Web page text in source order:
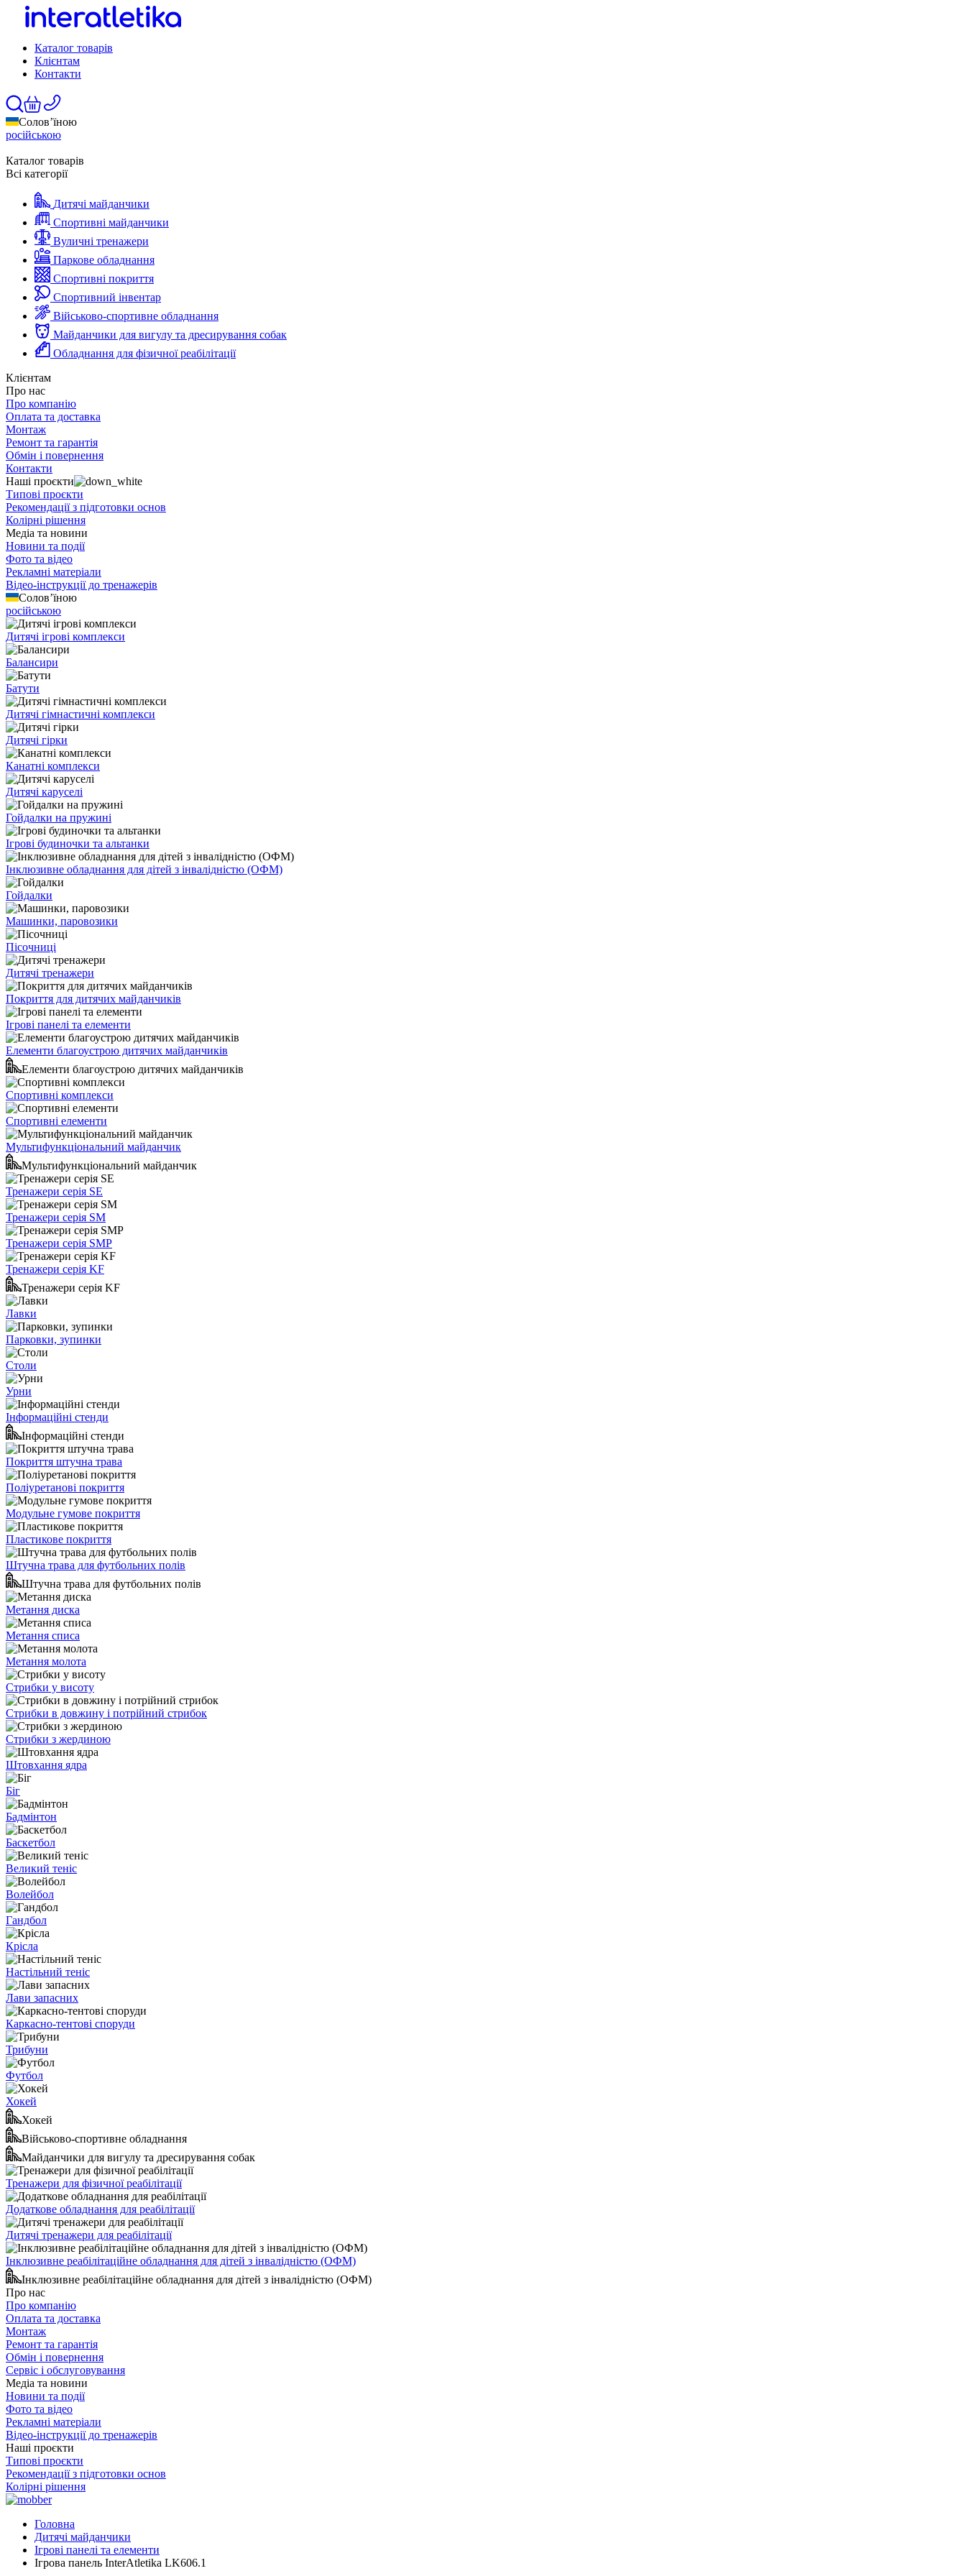
Каталог товарів
Клієнтам
Контакти
Солов’їною
російською
Каталог товарів
Всі категорії
Дитячі майданчики
Спортивні майданчики
Вуличні тренажери
Паркове обладнання
Спортивні покриття
Спортивний інвентар
Військово-спортивне обладнання
Майданчики для вигулу та дресирування собак
Обладнання для фізичної реабілітації
Клієнтам
Про нас
Про компанію
Оплата та доставка
Монтаж
Ремонт та гарантія
Обмін і повернення
Контакти
Наші проєкти
Типові проєкти
Рекомендації з підготовки основ
Колірні рішення
Медіа та новини
Новини та події
Фото та відео
Рекламні матеріали
Відео-інструкції до тренажерів
Солов’їною
російською
Дитячі ігрові комплекси
Балансири
Батути
Дитячі гімнастичні комплекси
Дитячі гірки
Канатні комплекси
Дитячі каруселі
Гойдалки на пружині
Ігрові будиночки та альтанки
Інклюзивне обладнання для дітей з інвалідністю (ОФМ)
Гойдалки
Машинки, паровозики
Пісочниці
Дитячі тренажери
Покриття для дитячих майданчиків
Ігрові панелі та елементи
Елементи благоустрою дитячих майданчиків
Елементи благоустрою дитячих майданчиків
Спортивні комплекси
Спортивні елементи
Мультифункціональний майданчик
Мультифункціональний майданчик
Тренажери серія SE
Тренажери серія SM
Тренажери серія SMP
Тренажери серія KF
Тренажери серія KF
Лавки
Парковки, зупинки
Столи
Урни
Інформаційні стенди
Інформаційні стенди
Покриття штучна трава
Поліуретанові покриття
Модульне гумове покриття
Пластикове покриття
Штучна трава для футбольних полів
Штучна трава для футбольних полів
Метання диска
Метання списа
Метання молота
Стрибки у висоту
Стрибки в довжину і потрійний стрибок
Стрибки з жердиною
Штовхання ядра
Біг
Бадмінтон
Баскетбол
Великий теніс
Волейбол
Гандбол
Крісла
Настільний теніс
Лави запасних
Каркасно-тентові споруди
Трибуни
Футбол
Хокей
Хокей
Військово-спортивне обладнання
Майданчики для вигулу та дресирування собак
Тренажери для фізичної реабілітації
Додаткове обладнання для реабілітації
Дитячі тренажери для реабілітації
Інклюзивне реабілітаційне обладнання для дітей з інвалідністю (ОФМ)
Інклюзивне реабілітаційне обладнання для дітей з інвалідністю (ОФМ)
Про нас
Про компанію
Оплата та доставка
Монтаж
Ремонт та гарантія
Обмін і повернення
Сервіс і обслуговування
Медіа та новини
Новини та події
Фото та відео
Рекламні матеріали
Відео-інструкції до тренажерів
Наші проєкти
Типові проєкти
Рекомендації з підготовки основ
Колірні рішення
Головна
Дитячі майданчики
Ігрові панелі та елементи
Ігрова панель InterAtletika LK606.1